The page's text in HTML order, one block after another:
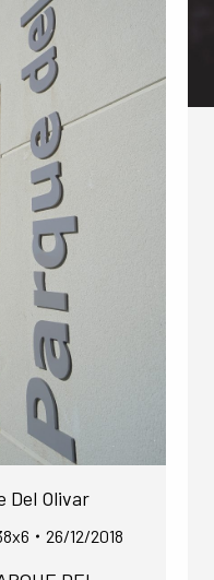
Del Olivar
26/12/2018